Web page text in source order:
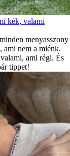
kék, valami
menyasszony
ami nem a miénk.
ami régi. És
tippet!